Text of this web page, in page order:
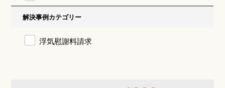
解決事例カテゴリー
浮気慰謝料請求